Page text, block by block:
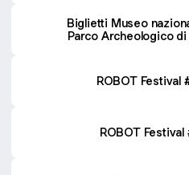
Biglietti Museo
Parco Archeologico
ROBOT Festival
ROBOT Festival